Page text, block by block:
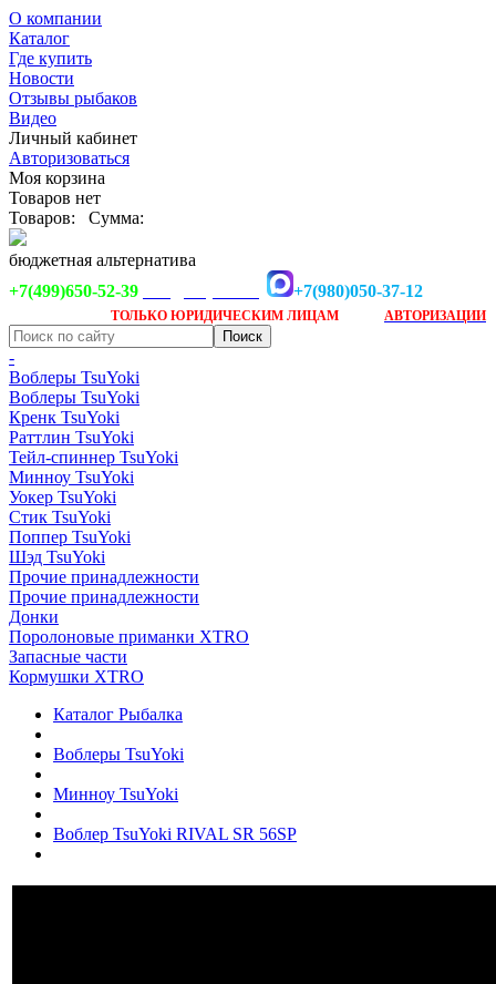
О компании
Каталог
Где купить
Новости
Отзывы рыбаков
Видео
Личный кабинет
Авторизоваться
Моя корзина
Товаров нет
Товаров:
Сумма:
бюджетная альтернатива
+7(499)650-52-39
+7(980)050-37-12
ТОЛЬКО ЮРИДИЧЕСКИМ ЛИЦАМ АВТОРИЗАЦИИ
-
Воблеры TsuYoki
Воблеры TsuYoki
Кренк TsuYoki
Раттлин TsuYoki
Тейл-спиннер TsuYoki
Минноу TsuYoki
Уокер TsuYoki
Стик TsuYoki
Поппер TsuYoki
Шэд TsuYoki
Прочие принадлежности
Прочие принадлежности
Донки
Поролоновые приманки XTRO
Запасные части
Кормушки XTRO
Каталог Рыбалка
Воблеры TsuYoki
Минноу TsuYoki
Воблер TsuYoki RIVAL SR 56SP